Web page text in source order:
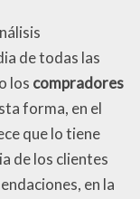
de todas las
los compradores
forma, en el
que lo tiene
de los clientes
en la